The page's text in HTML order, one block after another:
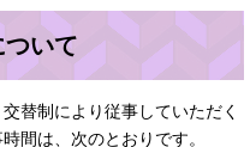
いて
替制により従事していただく
間は、次のとおりです。